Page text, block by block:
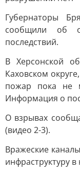
Губернаторы
сообщили об
последствий.
В Херсонской
Каховском
пожар пока не
Информация о
О взрывах
(видео 2-3).
Вражеские
инфраструктуру